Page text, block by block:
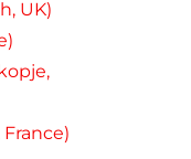
UK)
France)